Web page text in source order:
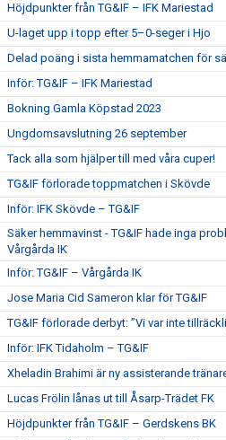
Höjdpunkter från TG&IF – IFK Mariestad
U-laget upp i topp efter 5–0-seger i Hjo
Delad poäng i sista hemmamatchen för
Inför: TG&IF – IFK Mariestad
Bokning Gamla Köpstad 2023
Ungdomsavslutning 26 september
Tack alla som hjälper till med våra cuper!
TG&IF förlorade toppmatchen i Skövde
Inför: IFK Skövde – TG&IF
Säker hemmavinst - TG&IF hade inga
Vårgårda IK
Inför: TG&IF – Vårgårda IK
Jose Maria Cid Sameron klar för TG&IF
TG&IF förlorade derbyt: ”Vi var inte
Inför: IFK Tidaholm – TG&IF
Xheladin Brahimi är ny assisterande
Lucas Frölin lånas ut till Åsarp-Trädet FK
Höjdpunkter från TG&IF – Gerdskens BK